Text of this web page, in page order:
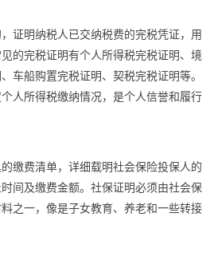
证明纳税人已交纳税费的完税凭证，用
的完税证明有个人所得税完税证明、境
车船购置完税证明、契税完税证明等。
人所得税缴纳情况，是个人信誉和履行
缴费清单，详细载明社会保险投保人的
间及缴费金额。社保证明必须由社会保
之一，像是子女教育、养老和一些转接